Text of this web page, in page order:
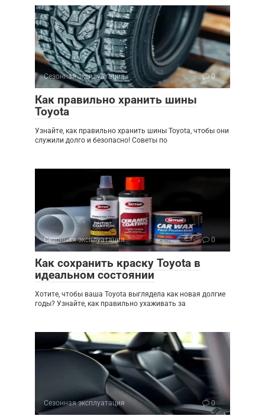
Сезонная эксплуатация 0
Как правильно хранить шины
Toyota
Узнайте, как правильно хранить шины Toyota, чтобы они
служили долго и безопасно! Советы по
Сезонная эксплуатация 0
Как сохранить краску Toyota в
идеальном состоянии
Хотите, чтобы ваша Toyota выглядела как новая долгие
годы? Узнайте, как правильно ухаживать за
Сезонная эксплуатация 0